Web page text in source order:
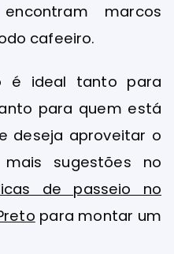
marcos
cafeeiro.
é ideal tanto para
para quem está
deseja aproveitar o
sugestões no
de passeio no
para montar um